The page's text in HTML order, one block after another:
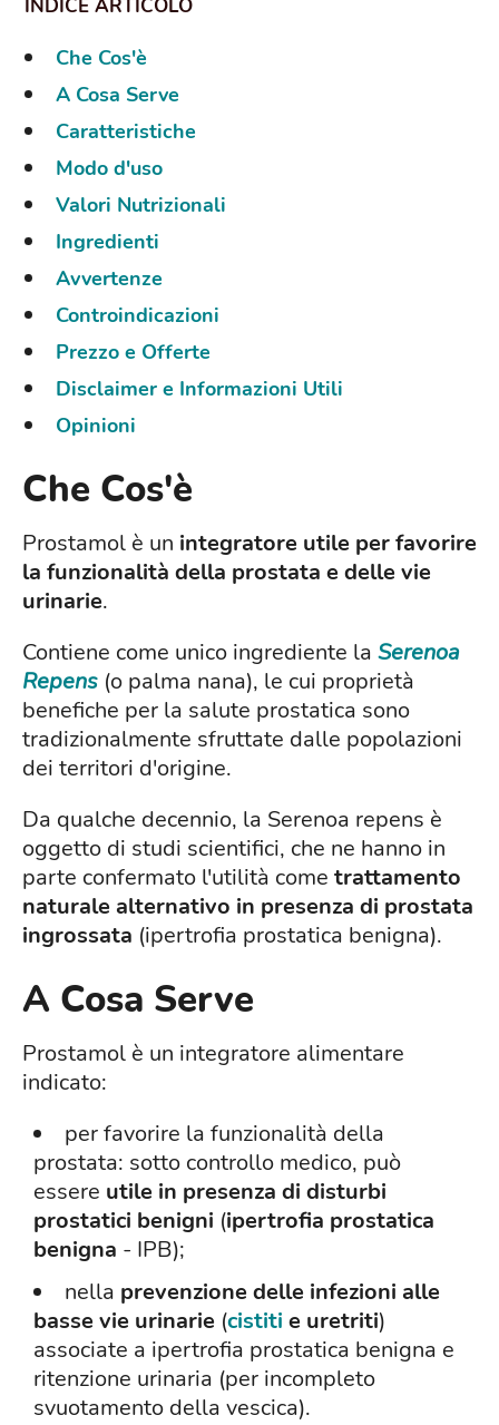
Che Cos'è
A Cosa Serve
Caratteristiche
Modo d'uso
Valori Nutrizionali
Ingredienti
Avvertenze
Controindicazioni
Prezzo e Offerte
Disclaimer e Informazioni Utili
Opinioni
Che Cos'è
Prostamol è un integratore utile per favorire
la funzionalità della prostata e delle vie
urinarie.
Contiene come unico ingrediente la Serenoa
Repens (o palma nana), le cui proprietà
benefiche per la salute prostatica sono
tradizionalmente sfruttate dalle popolazioni
dei territori d'origine.
Da qualche decennio, la Serenoa repens è
oggetto di studi scientifici, che ne hanno in
parte confermato l'utilità come trattamento
naturale alternativo in presenza di prostata
ingrossata (ipertrofia prostatica benigna).
A Cosa Serve
Prostamol è un integratore alimentare
indicato:
per favorire la funzionalità della
prostata: sotto controllo medico, può
essere utile in presenza di disturbi
prostatici benigni (ipertrofia prostatica
benigna - IPB);
nella prevenzione delle infezioni alle
basse vie urinarie (cistiti e uretriti)
associate a ipertrofia prostatica benigna e
ritenzione urinaria (per incompleto
svuotamento della vescica).